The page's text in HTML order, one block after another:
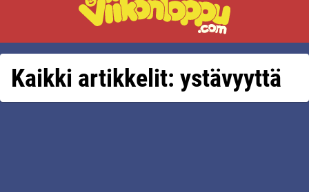
Kaikki artikkelit: ystävyyttä